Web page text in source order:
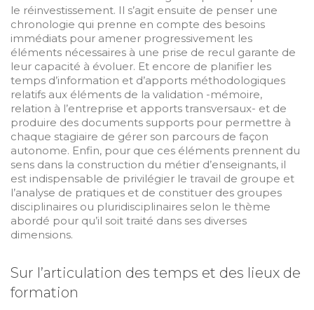
le réinvestissement. Il s’agit ensuite de penser une
chronologie qui prenne en compte des besoins
immédiats pour amener progressivement les
éléments nécessaires à une prise de recul garante de
leur capacité à évoluer. Et encore de planifier les
temps d’information et d’apports méthodologiques
relatifs aux éléments de la validation -mémoire,
relation à l’entreprise et apports transversaux- et de
produire des documents supports pour permettre à
chaque stagiaire de gérer son parcours de façon
autonome. Enfin, pour que ces éléments prennent du
sens dans la construction du métier d’enseignants, il
est indispensable de privilégier le travail de groupe et
l’analyse de pratiques et de constituer des groupes
disciplinaires ou pluridisciplinaires selon le thème
abordé pour qu’il soit traité dans ses diverses
dimensions.
Sur l’articulation des temps et des lieux de
formation